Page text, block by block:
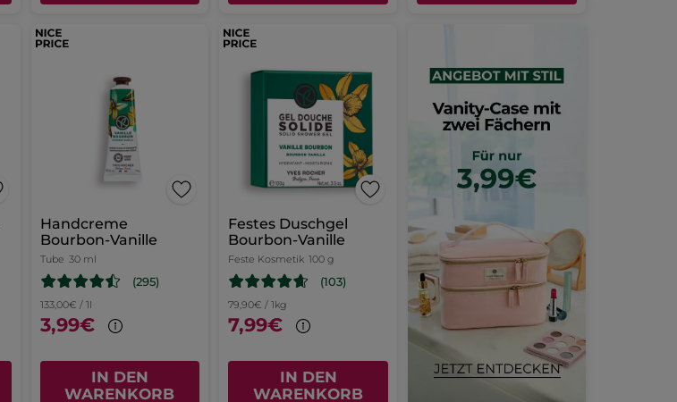
Handcreme
Bourbon-Vanille
Tube 30 ml
(295)
133,00€ / 1l
3,99€
IN DEN
WARENKORB
Festes Duschgel
Bourbon-Vanille
Feste Kosmetik 100 g
(103)
79,90€ / 1kg
7,99€
IN DEN
WARENKORB